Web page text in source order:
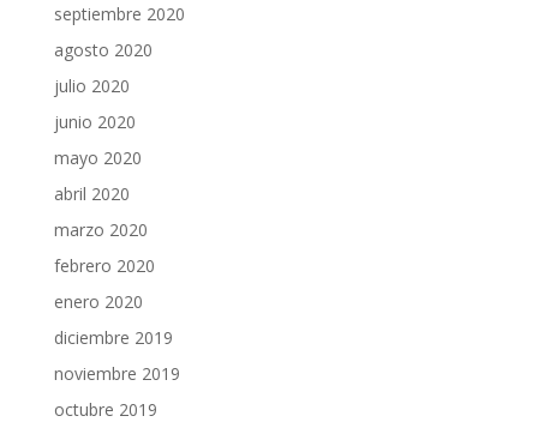
septiembre 2020
agosto 2020
julio 2020
junio 2020
mayo 2020
abril 2020
marzo 2020
febrero 2020
enero 2020
diciembre 2019
noviembre 2019
octubre 2019